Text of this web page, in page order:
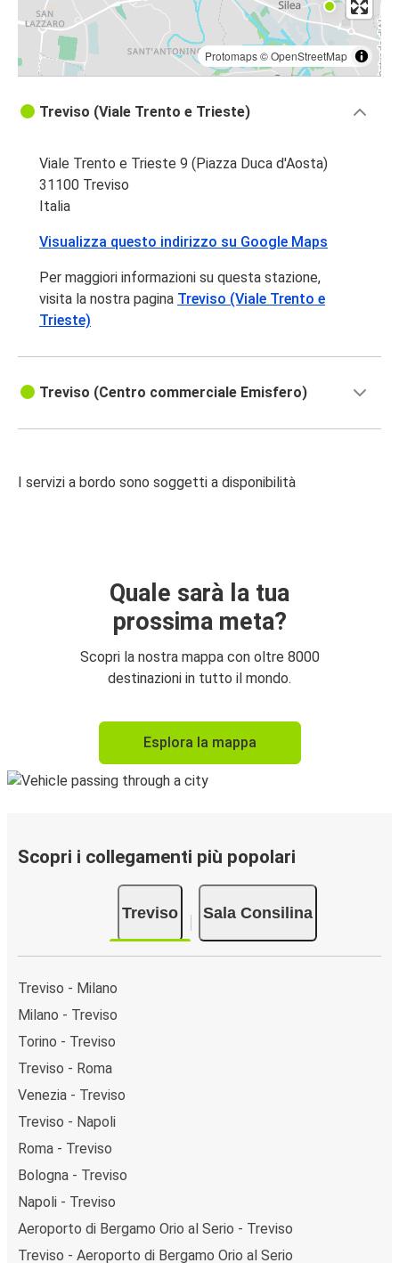
Protomaps©OpenStreetMap
Treviso (Viale Trento e Trieste)
Viale Trento e Trieste 9 (Piazza Duca d'Aosta)
31100 Treviso
Italia
Visualizza questo indirizzo su Google Maps
Per maggiori informazioni su questa stazione,
visita la nostra pagina Treviso (Viale Trento e
Trieste)
Treviso (Centro commerciale Emisfero)
I servizi a bordo sono soggetti a disponibilità
Quale sarà la tua
prossima meta?
Scopri la nostra mappa con oltre 8000
destinazioni in tutto il mondo.
Esplora la mappa
Scopri i collegamenti più popolari
Treviso Sala Consilina
Treviso - Milano
Milano - Treviso
Torino - Treviso
Treviso - Roma
Venezia - Treviso
Treviso - Napoli
Roma - Treviso
Bologna - Treviso
Napoli - Treviso
Aeroporto di Bergamo Orio al Serio - Treviso
Treviso - Aeroporto di Bergamo Orio al Serio